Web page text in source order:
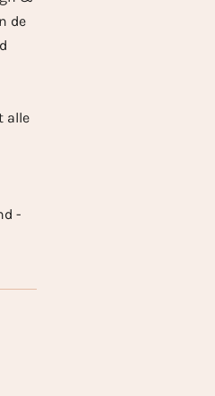
de
alle
-